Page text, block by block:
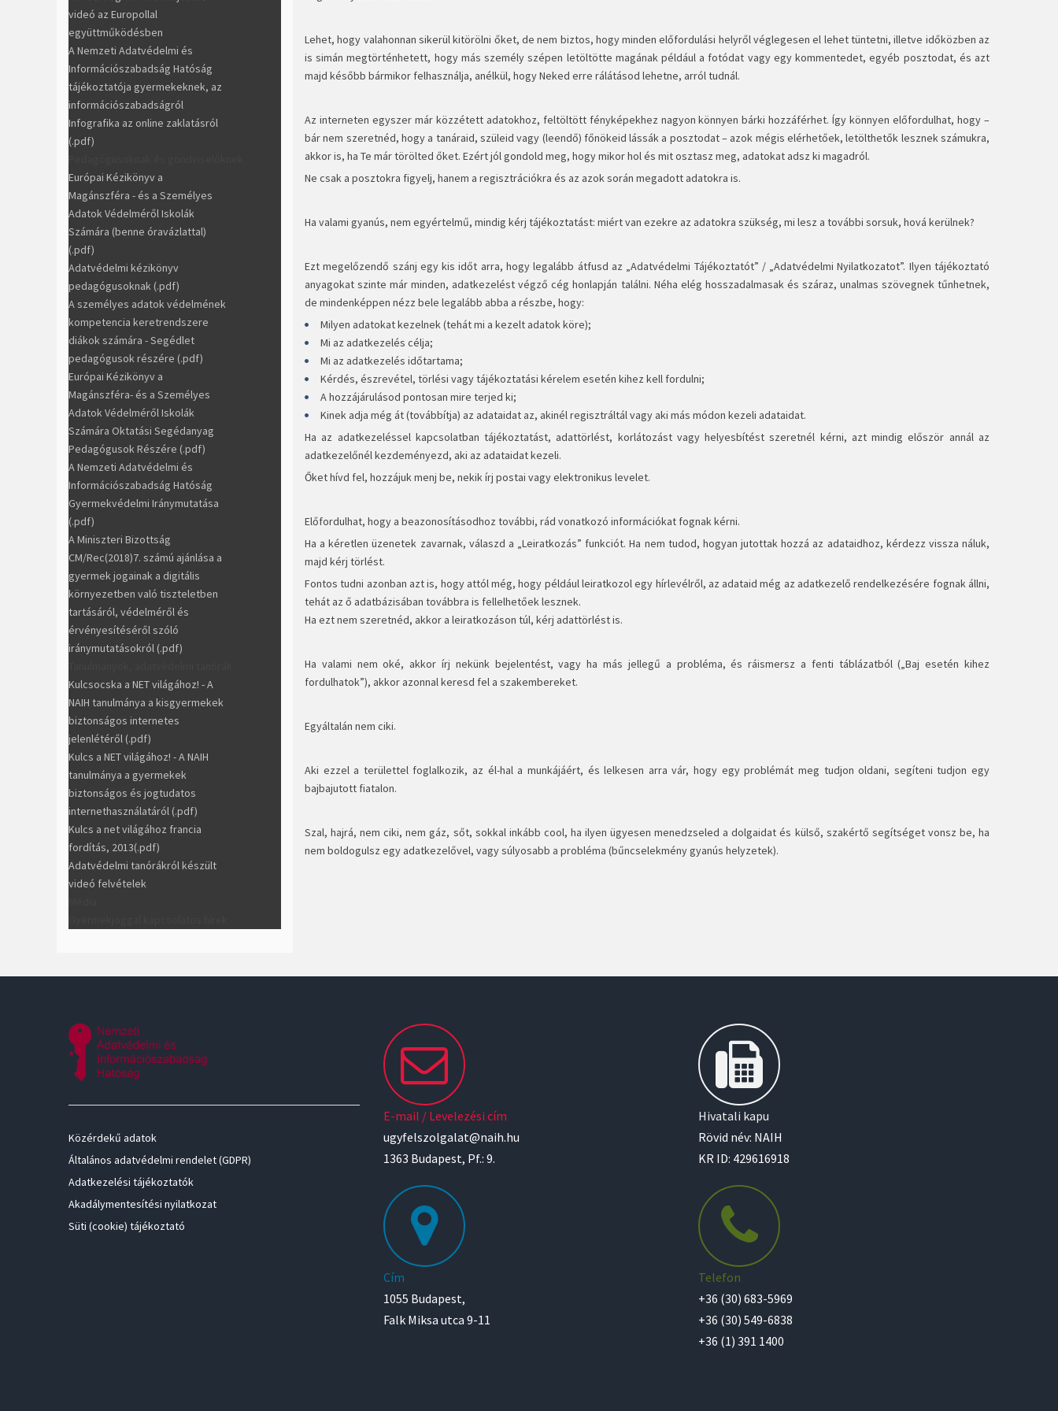
Lehet, hogy valahonnan sikerül kitörölni őket, de nem biztos, hogy minden előfordulási helyről véglegesen el lehet tüntetni, illetve időközben az
is simán megtörténhetett, hogy más személy szépen letöltötte magának például a fotódat vagy egy kommentedet, egyéb posztodat, és azt
majd később bármikor felhasználja, anélkül, hogy Neked erre rálátásod lehetne, arról tudnál.
Az interneten egyszer már közzétett adatokhoz, feltöltött fényképekhez nagyon könnyen bárki hozzáférhet. Így könnyen előfordulhat, hogy –
bár nem szeretnéd, hogy a tanáraid, szüleid vagy (leendő) főnökeid lássák a posztodat – azok mégis elérhetőek, letölthetők lesznek számukra,
akkor is, ha Te már törölted őket. Ezért jól gondold meg, hogy mikor hol és mit osztasz meg, adatokat adsz ki magadról.
Ne csak a posztokra figyelj, hanem a regisztrációkra és az azok során megadott adatokra is.
Ha valami gyanús, nem egyértelmű, mindig kérj tájékoztatást: miért van ezekre az adatokra szükség, mi lesz a további sorsuk, hová kerülnek?
Ezt megelőzendő szánj egy kis időt arra, hogy legalább átfusd az „Adatvédelmi Tájékoztatót” / „Adatvédelmi Nyilatkozatot”. Ilyen tájékoztató
anyagokat szinte már minden, adatkezelést végző cég honlapján találni. Néha elég hosszadalmasak és száraz, unalmas szövegnek tűnhetnek,
de mindenképpen nézz bele legalább abba a részbe, hogy:
Milyen adatokat kezelnek (tehát mi a kezelt adatok köre);
Mi az adatkezelés célja;
Mi az adatkezelés időtartama;
Kérdés, észrevétel, törlési vagy tájékoztatási kérelem esetén kihez kell fordulni;
A hozzájárulásod pontosan mire terjed ki;
Kinek adja még át (továbbítja) az adataidat az, akinél regisztráltál vagy aki más módon kezeli adataidat.
Ha az adatkezeléssel kapcsolatban tájékoztatást, adattörlést, korlátozást vagy helyesbítést szeretnél kérni, azt mindig először annál az
adatkezelőnél kezdeményezd, aki az adataidat kezeli.
Őket hívd fel, hozzájuk menj be, nekik írj postai vagy elektronikus levelet.
Előfordulhat, hogy a beazonosításodhoz további, rád vonatkozó információkat fognak kérni.
Ha a kéretlen üzenetek zavarnak, válaszd a „Leiratkozás” funkciót. Ha nem tudod, hogyan jutottak hozzá az adataidhoz, kérdezz vissza náluk,
majd kérj törlést.
Fontos tudni azonban azt is, hogy attól még, hogy például leiratkozol egy hírlevélről, az adataid még az adatkezelő rendelkezésére fognak állni,
tehát az ő adatbázisában továbbra is fellelhetőek lesznek.
Ha ezt nem szeretnéd, akkor a leiratkozáson túl, kérj adattörlést is.
Ha valami nem oké, akkor írj nekünk bejelentést, vagy ha más jellegű a probléma, és ráismersz a fenti táblázatból („Baj esetén kihez
fordulhatok”), akkor azonnal keresd fel a szakembereket.
Egyáltalán nem ciki.
Aki ezzel a területtel foglalkozik, az él-hal a munkájáért, és lelkesen arra vár, hogy egy problémát meg tudjon oldani, segíteni tudjon egy
bajbajutott fiatalon.
Szal, hajrá, nem ciki, nem gáz, sőt, sokkal inkább cool, ha ilyen ügyesen menedzseled a dolgaidat és külső, szakértő segítséget vonsz be, ha
nem boldogulsz egy adatkezelővel, vagy súlyosabb a probléma (bűncselekmény gyanús helyzetek).
videó az Europollal
együttműködésben
A Nemzeti Adatvédelmi és
Információszabadság Hatóság
tájékoztatója gyermekeknek, az
információszabadságról
Infografika az online zaklatásról
(.pdf)
Európai Kézikönyv a
Magánszféra - és a Személyes
Adatok Védelméről Iskolák
Számára (benne óravázlattal)
(.pdf)
Adatvédelmi kézikönyv
pedagógusoknak (.pdf)
A személyes adatok védelmének
kompetencia keretrendszere
diákok számára - Segédlet
pedagógusok részére (.pdf)
Európai Kézikönyv a
Magánszféra- és a Személyes
Adatok Védelméről Iskolák
Számára Oktatási Segédanyag
Pedagógusok Részére (.pdf)
A Nemzeti Adatvédelmi és
Információszabadság Hatóság
Gyermekvédelmi Iránymutatása
(.pdf)
A Miniszteri Bizottság
CM/Rec(2018)7. számú ajánlása a
gyermek jogainak a digitális
környezetben való tiszteletben
tartásáról, védelméről és
érvényesítéséről szóló
iránymutatásokról (.pdf)
Kulcsocska a NET világához! - A
NAIH tanulmánya a kisgyermekek
biztonságos internetes
jelenlétéről (.pdf)
Kulcs a NET világához! - A NAIH
tanulmánya a gyermekek
biztonságos és jogtudatos
internethasználatáról (.pdf)
Kulcs a net világához francia
fordítás, 2013(.pdf)
Adatvédelmi tanórákról készült
videó felvételek
Közérdekű adatok
Általános adatvédelmi rendelet (GDPR)
Adatkezelési tájékoztatók
Akadálymentesítési nyilatkozat
Süti (cookie) tájékoztató
E-mail / Levelezési cím
ugyfelszolgalat@naih.hu
1363 Budapest, Pf.: 9.
Cím
1055 Budapest,
Falk Miksa utca 9-11
Hivatali kapu
Rövid név: NAIH
KR ID: 429616918
Telefon
+36 (30) 683-5969
+36 (30) 549-6838
+36 (1) 391 1400